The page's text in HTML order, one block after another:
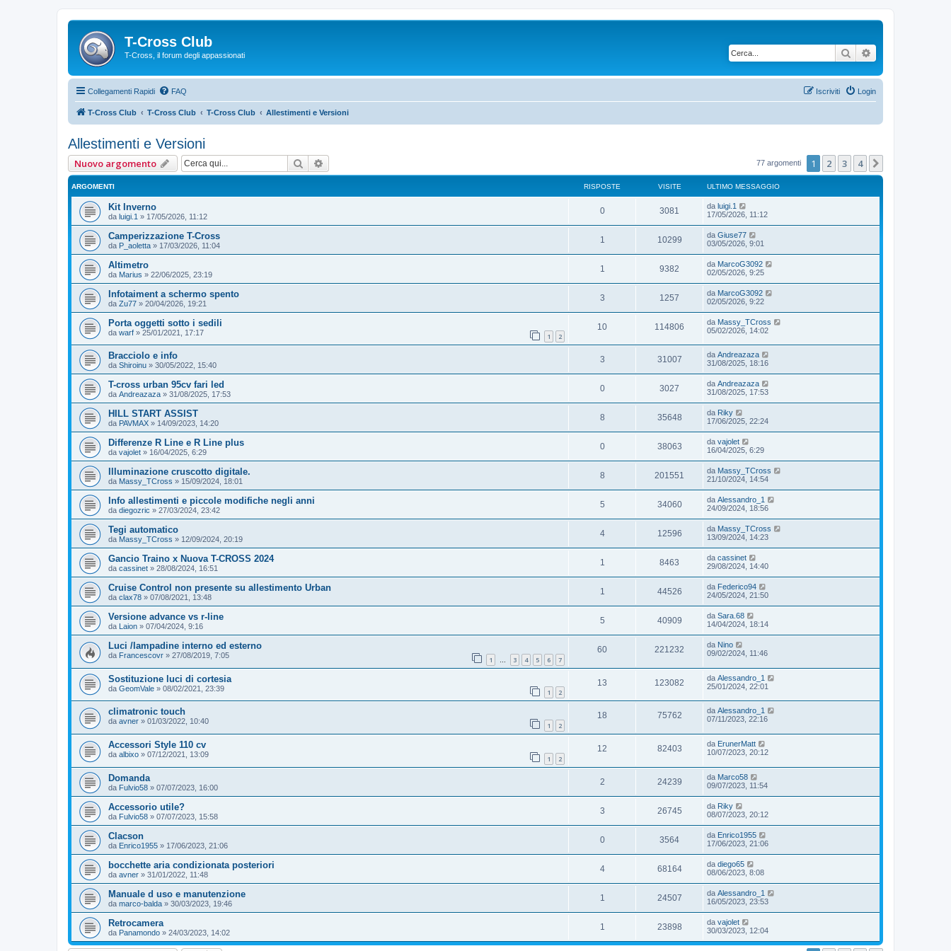
T-Cross Club
T-Cross, il forum degli appassionati Cerca
Collegamenti Rapidi FAQ Login
Iscriviti
T-Cross Club T-Cross Club T-Cross Club Allestimenti e Versioni
Allestimenti e Versioni
Nuovo argomento Cerca 77 argomenti 1 2 3 4
ARGOMENTI RISPOSTE VISITE ULTIMO MESSAGGIO
Kit Inverno
da luigi.1 » 17/05/2026, 11:12
0 3081 da luigi.1
17/05/2026, 11:12
Camperizzazione T-Cross
da P_aoletta » 17/03/2026, 11:04
1 10299 da Giuse77
03/05/2026, 9:01
Altimetro
da Marius » 22/06/2025, 23:19
1 9382 da MarcoG3092
02/05/2026, 9:25
Infotaiment a schermo spento
da Zu77 » 20/04/2026, 19:21
3 1257 da MarcoG3092
02/05/2026, 9:22
Porta oggetti sotto i sedili
da warf » 25/01/2021, 17:17 1 2
10 114806 da Massy_TCross
05/02/2026, 14:02
Bracciolo e info
da Shiroinu » 30/05/2022, 15:40
3 31007 da Andreazaza
31/08/2025, 18:16
T-cross urban 95cv fari led
da Andreazaza » 31/08/2025, 17:53
0 3027 da Andreazaza
31/08/2025, 17:53
HILL START ASSIST
da PAVMAX » 14/09/2023, 14:20
8 35648 da Riky
17/06/2025, 22:24
Differenze R Line e R Line plus
da vajolet » 16/04/2025, 6:29
0 38063 da vajolet
16/04/2025, 6:29
Illuminazione cruscotto digitale.
da Massy_TCross » 15/09/2024, 18:01
8 201551 da Massy_TCross
21/10/2024, 14:54
Info allestimenti e piccole modifiche negli anni
da diegozric » 27/03/2024, 23:42
5 34060 da Alessandro_1
24/09/2024, 18:56
Tegi automatico
da Massy_TCross » 12/09/2024, 20:19
4 12596 da Massy_TCross
13/09/2024, 14:23
Gancio Traino x Nuova T-CROSS 2024
da cassinet » 28/08/2024, 16:51
1 8463 da cassinet
29/08/2024, 14:40
Cruise Control non presente su allestimento Urban
da clax78 » 07/08/2021, 13:48
1 44526 da Federico94
24/05/2024, 21:50
Versione advance vs r-line
da Laion » 07/04/2024, 9:16
5 40909 da Sara.68
14/04/2024, 18:14
Luci /lampadine interno ed esterno
da Francescovr » 27/08/2019, 7:05 1 … 3 4 5 6 7
60 221232 da Nino
09/02/2024, 11:46
Sostituzione luci di cortesia
da GeomVale » 08/02/2021, 23:39 1 2
13 123082 da Alessandro_1
25/01/2024, 22:01
climatronic touch
da avner » 01/03/2022, 10:40 1 2
18 75762 da Alessandro_1
07/11/2023, 22:16
Accessori Style 110 cv
da albixo » 07/12/2021, 13:09 1 2
12 82403 da ErunerMatt
10/07/2023, 20:12
Domanda
da Fulvio58 » 07/07/2023, 16:00
2 24239 da Marco58
09/07/2023, 11:54
Accessorio utile?
da Fulvio58 » 07/07/2023, 15:58
3 26745 da Riky
08/07/2023, 20:12
Clacson
da Enrico1955 » 17/06/2023, 21:06
0 3564 da Enrico1955
17/06/2023, 21:06
bocchette aria condizionata posteriori
da avner » 31/01/2022, 11:48
4 68164 da diego65
08/06/2023, 8:08
Manuale d uso e manutenzione
da marco-balda » 30/03/2023, 19:46
1 24507 da Alessandro_1
16/05/2023, 23:53
Retrocamera
da Panamondo » 24/03/2023, 14:02
1 23898 da vajolet
30/03/2023, 12:04